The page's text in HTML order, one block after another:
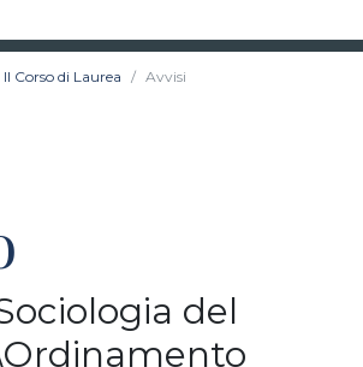
Il Corso di Laurea Avvisi
del